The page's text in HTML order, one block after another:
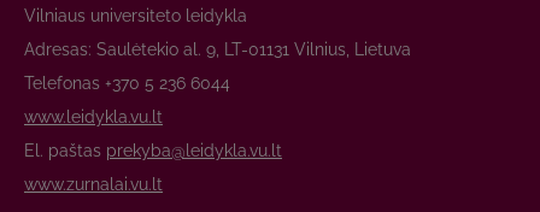
Vilniaus universiteto leidykla
Adresas: Saulėtekio al. 9, LT-01131 Vilnius, Lietuva
Telefonas +370 5 236 6044
www.leidykla.vu.lt
El. paštas prekyba@leidykla.vu.lt
www.zurnalai.vu.lt